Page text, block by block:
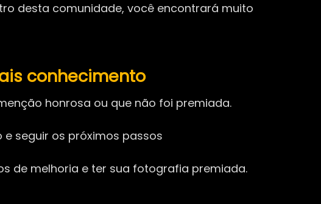
desta comunidade, você encontrará muito
conhecimento
honrosa ou que não foi premiada.
e seguir os próximos passos
de melhoria e ter sua fotografia premiada.